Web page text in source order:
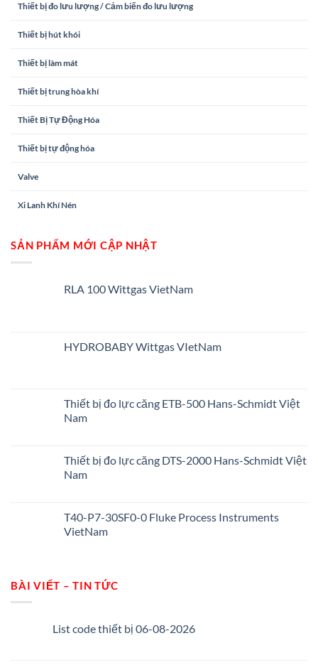
Thiết bị đo lưu lượng / Cảm biến đo lưu lượng
Thiết bị hút khói
Thiết bị làm mát
Thiết bị trung hòa khí
Thiết Bị Tự Động Hóa
Thiết bị tự động hóa
Valve
Xi Lanh Khí Nén
SẢN PHẨM MỚI CẬP NHẬT
RLA 100 Wittgas VietNam
HYDROBABY Wittgas VIetNam
Thiết bị đo lực căng ETB-500 Hans-Schmidt Việt
Nam
Thiết bị đo lực căng DTS-2000 Hans-Schmidt Việt
Nam
T40-P7-30SF0-0 Fluke Process Instruments
VietNam
BÀI VIẾT – TIN TỨC
List code thiết bị 06-08-2026